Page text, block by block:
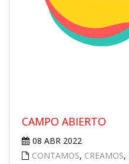
CAMPO ABIERTO
08 ABR 2022
CONTAMOS, CREAMOS,